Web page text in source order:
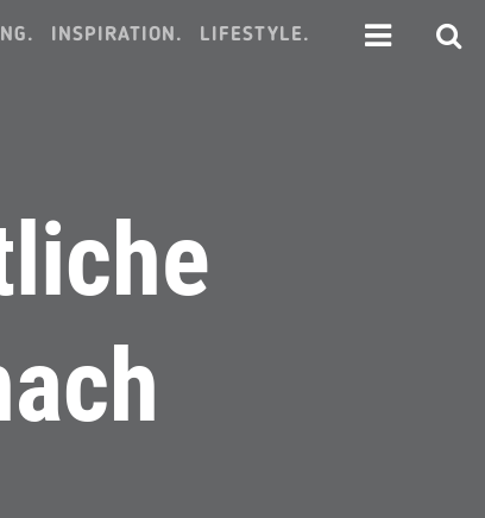
INSPIRATION. LIFESTYLE.